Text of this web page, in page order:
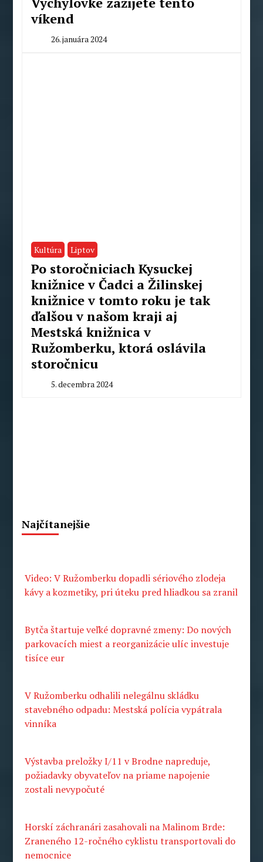
víkend
26. januára 2024
Kultúra Liptov
Po storočniciach Kysuckej
knižnice v Čadci a Žilinskej
knižnice v tomto roku je tak
ďalšou v našom kraji aj
Mestská knižnica v
Ružomberku, ktorá oslávila
storočnicu
5. decembra 2024
Najčítanejšie
Video: V Ružomberku dopadli sériového zlodeja
kávy a kozmetiky, pri úteku pred hliadkou sa zranil
Bytča štartuje veľké dopravné zmeny: Do nových
parkovacích miest a reorganizácie ulíc investuje
tisíce eur
V Ružomberku odhalili nelegálnu skládku
stavebného odpadu: Mestská polícia vypátrala
vinníka
Výstavba preložky I/11 v Brodne napreduje,
požiadavky obyvateľov na priame napojenie
zostali nevypočuté
Horskí záchranári zasahovali na Malinom Brde:
Zraneného 12-ročného cyklistu transportovali do
nemocnice